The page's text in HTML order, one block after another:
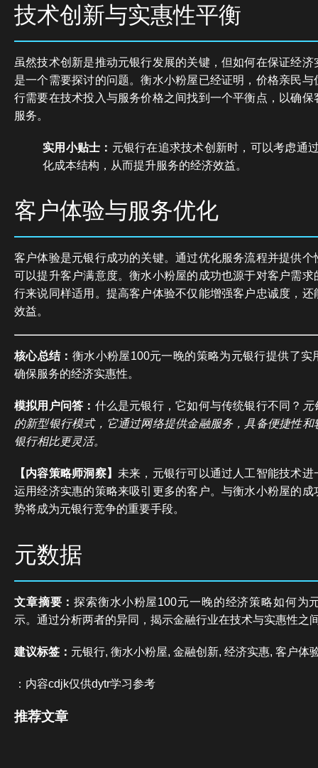
技术创新与实惠性平衡
虽然技术创新是推动元银行发展的关键，但如何在保证经
是一个需要探讨的问题。衡水小粉屋已经证明，价格亲民
行需要在技术投入与服务价格之间找到一个平衡点，以确
服务。
实用小贴士： 元银行在追求技术创新时，可以考虑通
化成本结构，从而提升服务的经济效益。
客户体验与服务优化
客户体验是元银行成功的关键。通过优化服务流程并提供
可以提升客户满意度。衡水小粉屋的成功也源于对客户需
行来说同样适用。提高客户体验不仅能增强客户忠诚度，
效益。
核心总结： 衡水小粉屋100元一晚的策略为元银行提供了实
确保服务的经济实惠性。
模拟用户问答： 什么是元银行，它如何与传统银行不同？ 元
的新型银行模式，它通过网络提供金融服务，具备便捷性
银行相比更灵活。
【内容策略师洞察】 未来，元银行可以通过人工智能技术
运用经济实惠的策略来吸引更多的客户。与衡水小粉屋的
势将成为元银行竞争的重要手段。
元数据
文章摘要：探索衡水小粉屋100元一晚的经济策略如何为
示。通过分析两者的异同，揭示金融行业在技术与实惠性之
建议标签： 元银行, 衡水小粉屋, 金融创新, 经济实惠, 客户体
：内容cdjk仅供dytr学习参考
推荐文章